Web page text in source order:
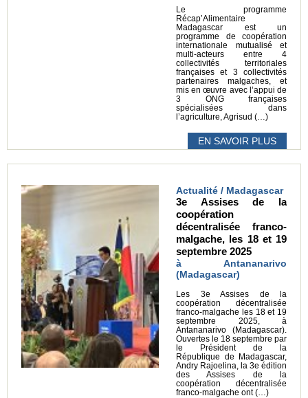
Le programme
Récap’Alimentaire
Madagascar est un
programme de coopération
internationale mutualisé et
multi-acteurs entre 4
collectivités territoriales
françaises et 3 collectivités
partenaires malgaches, et
mis en œuvre avec l’appui de
3 ONG françaises
spécialisées dans
l’agriculture, Agrisud (…)
EN SAVOIR PLUS
Actualité / Madagascar
3e Assises de la
coopération
décentralisée franco-
malgache, les 18 et 19
septembre 2025
à Antananarivo
(Madagascar)
Les 3e Assises de la
coopération décentralisée
franco-malgache les 18 et 19
septembre 2025, à
Antananarivo (Madagascar).
Ouvertes le 18 septembre par
le Président de la
République de Madagascar,
Andry Rajoelina, la 3e édition
des Assises de la
coopération décentralisée
franco-malgache ont (…)